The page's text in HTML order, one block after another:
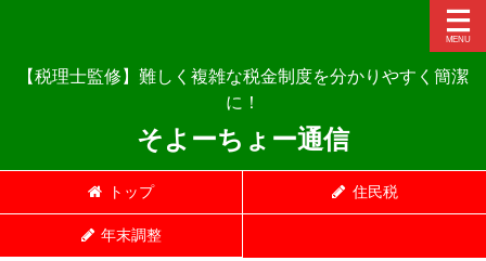
【税理士監修】難しく複雑な税金制度を分かりやすく簡潔
に！
そよーちょー通信
トップ 住民税
年末調整